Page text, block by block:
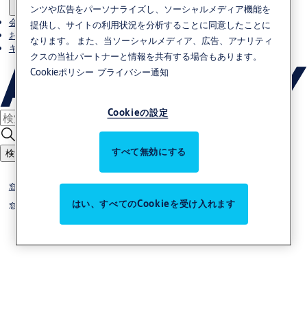
会社概要
お問い合わせ
キャリア
検索する
窓製品
窓ハンドル
ンツや広告をパーソナライズし、ソーシャルメディア機能を
提供し、サイトの利用状況を分析することに同意したことに
なります。 また、当ソーシャルメディア、広告、アナリティ
クスの当社パートナーと情報を共有する場合もあります。
Cookieポリシー プライバシー通知
Cookieの設定
すべて無効にする
はい、すべてのCookieを受け入れます